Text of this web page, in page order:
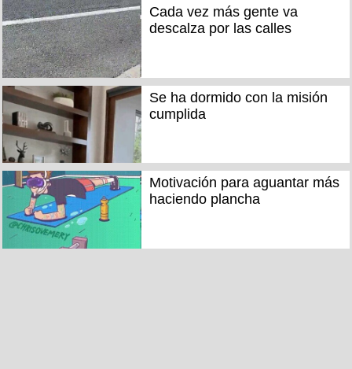
Cada vez más gente va
descalza por las calles
Se ha dormido con la misión
cumplida
Motivación para aguantar más
haciendo plancha